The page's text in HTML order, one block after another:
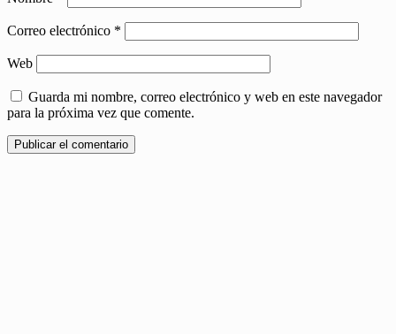
Correo electrónico *
Web
Guarda mi nombre, correo electrónico y web en este navegador
para la próxima vez que comente.